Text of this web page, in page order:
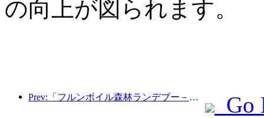
の向上が図られます。
Prev:「フルンボイル森林ランデブー－大興安嶺エクスプレス－星光列車－天一旅」観光列車が初運行を行った。
Go